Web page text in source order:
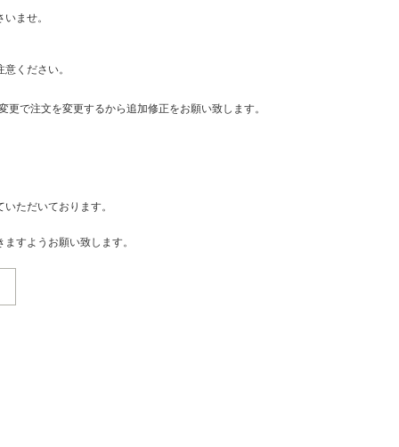
ませ。
ください。
で注文を変更するから追加修正をお願い致します。
ただいております。
すようお願い致します。